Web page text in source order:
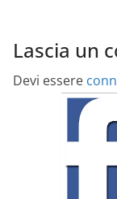
Lascia un
Devi essere